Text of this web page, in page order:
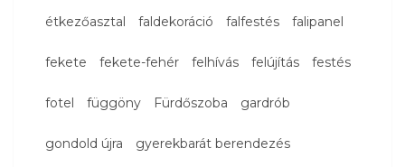
étkezőasztal faldekoráció falfestés falipanel
fekete fekete-fehér felhívás felújítás festés
fotel függöny Fürdőszoba gardrób
gondold újra gyerekbarát berendezés